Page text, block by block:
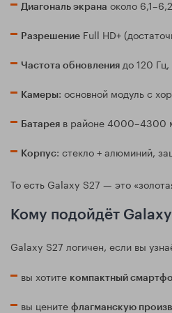
Диагональ экрана около
Разрешение Full HD+
Частота обновления до 120
Камеры: основной модуль с
Батарея в районе 4000–4300
Корпус: стекло + алюминий,
То есть Galaxy S27 — это
Кому подойдёт
Galaxy S27 логичен, если вы
вы хотите компактный
вы цените флагманскую